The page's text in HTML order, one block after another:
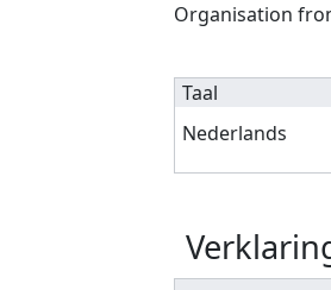
Ga naar:navigatie
Organisation
Taal
Nederlands